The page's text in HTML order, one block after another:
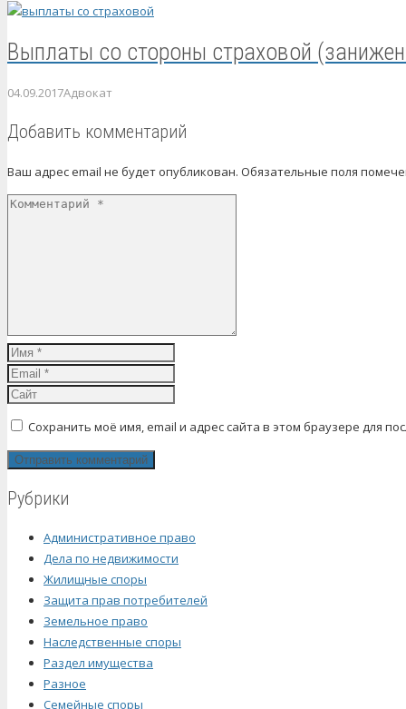
Выплаты со стороны страховой
04.09.2017Адвокат
Добавить комментарий
Ваш адрес email не будет опубликован. Обязательные поля
Сохранить моё имя, email и адрес сайта в этом браузере для
Рубрики
Административное право
Дела по недвижимости
Жилищные споры
Защита прав потребителей
Земельное право
Наследственные споры
Раздел имущества
Разное
Семейные споры